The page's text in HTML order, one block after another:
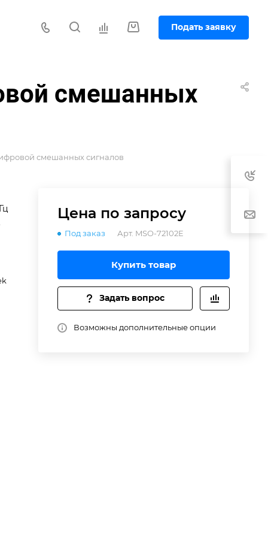
Подать заявку
смешанных
смешанных сигналов
Цена по запросу
Под заказ Арт. MSO-72102E
Купить товар
Задать вопрос
Возможны дополнительные опции